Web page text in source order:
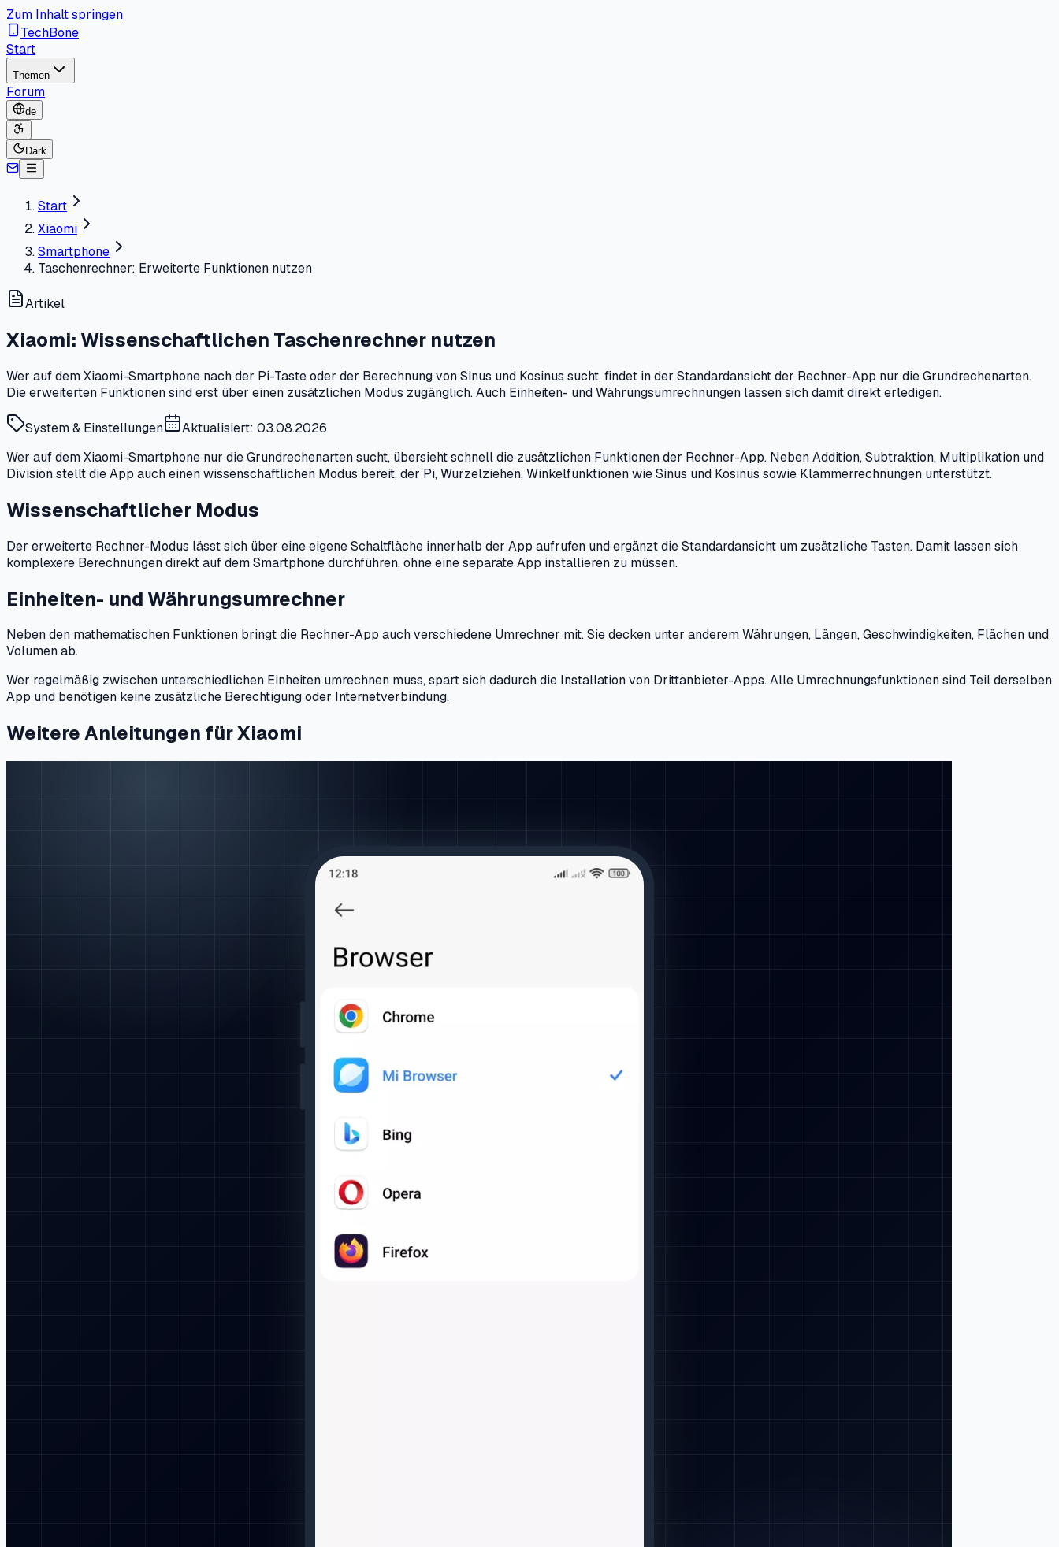
Zum Inhalt springen
TechBone
Start
Themen
Forum
de
Dark
Start
Xiaomi
Smartphone
Taschenrechner: Erweiterte Funktionen nutzen
Artikel
Xiaomi: Wissenschaftlichen Taschenrechner nutzen
Wer auf dem Xiaomi-Smartphone nach der Pi-Taste oder der Berechnung von Sinus und Kosinus sucht, findet in der Standardansicht der Rechner-App nur die Grundrechenarten.
Die erweiterten Funktionen sind erst über einen zusätzlichen Modus zugänglich. Auch Einheiten- und Währungsumrechnungen lassen sich damit direkt erledigen.
System & Einstellungen
Aktualisiert: 03.08.2026
Wer auf dem Xiaomi-Smartphone nur die Grundrechenarten sucht, übersieht schnell die zusätzlichen Funktionen der Rechner-App. Neben Addition, Subtraktion, Multiplikation und
Division stellt die App auch einen wissenschaftlichen Modus bereit, der Pi, Wurzelziehen, Winkelfunktionen wie Sinus und Kosinus sowie Klammerrechnungen unterstützt.
Wissenschaftlicher Modus
Der erweiterte Rechner-Modus lässt sich über eine eigene Schaltfläche innerhalb der App aufrufen und ergänzt die Standardansicht um zusätzliche Tasten. Damit lassen sich
komplexere Berechnungen direkt auf dem Smartphone durchführen, ohne eine separate App installieren zu müssen.
Einheiten- und Währungsumrechner
Neben den mathematischen Funktionen bringt die Rechner-App auch verschiedene Umrechner mit. Sie decken unter anderem Währungen, Längen, Geschwindigkeiten, Flächen und
Volumen ab.
Wer regelmäßig zwischen unterschiedlichen Einheiten umrechnen muss, spart sich dadurch die Installation von Drittanbieter-Apps. Alle Umrechnungsfunktionen sind Teil derselben
App und benötigen keine zusätzliche Berechtigung oder Internetverbindung.
Weitere Anleitungen für Xiaomi